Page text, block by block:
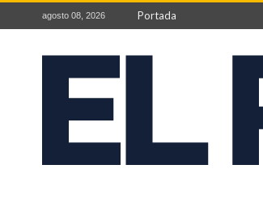
agosto 08, 2026 Portada